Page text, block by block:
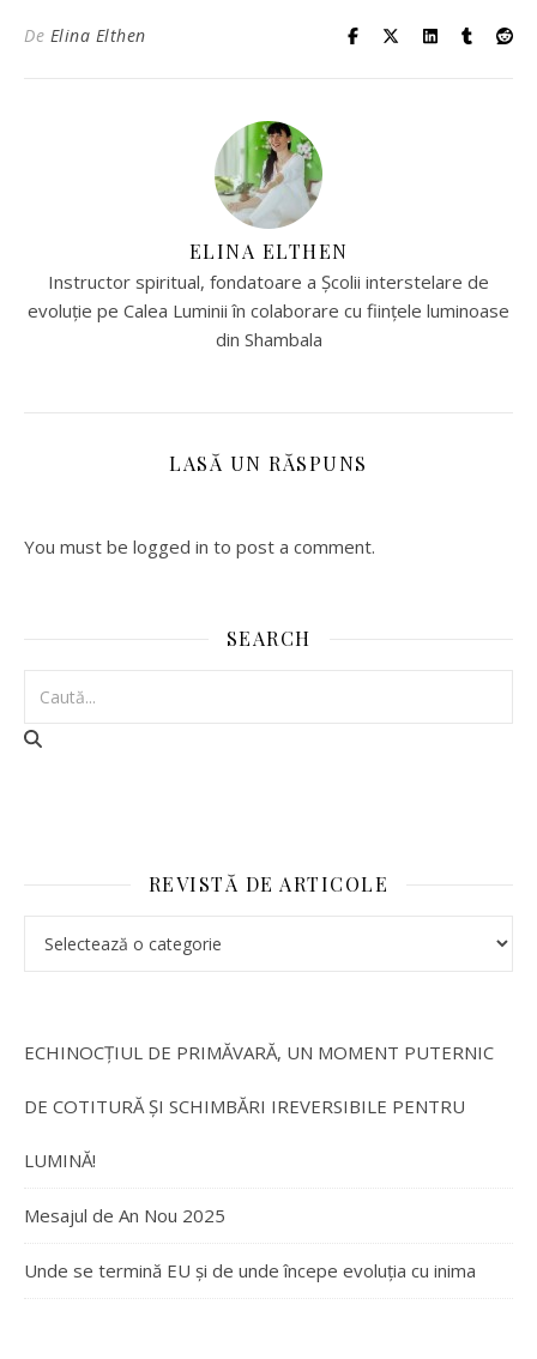
De Elina Elthen
ELINA ELTHEN
Instructor spiritual, fondatoare a Școlii interstelare de
evoluție pe Calea Luminii în colaborare cu ființele luminoase
din Shambala
LASĂ UN RĂSPUNS
You must be logged in to post a comment.
SEARCH
REVISTĂ DE ARTICOLE
ECHINOCȚIUL DE PRIMĂVARĂ, UN MOMENT PUTERNIC
DE COTITURĂ ȘI SCHIMBĂRI IREVERSIBILE PENTRU
LUMINĂ!
Mesajul de An Nou 2025
Unde se termină EU și de unde începe evoluția cu inima